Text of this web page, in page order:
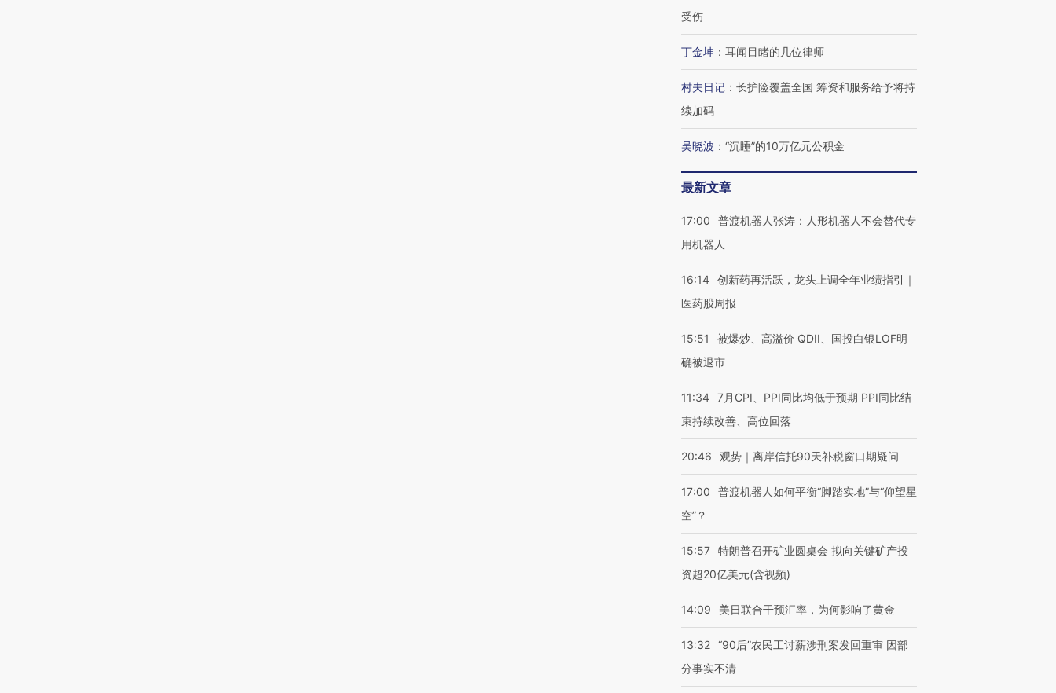
受伤
丁金坤 ： 耳闻目睹的几位律师
村夫日记 ： 长护险覆盖全国 筹资和服务给予将持
续加码
吴晓波 ： “沉睡”的10万亿元公积金
最新文章
17:00
普渡机器人张涛：人形机器人不会替代专
用机器人
16:14 创新药再活跃，龙头上调全年业绩指引｜
医药股周报
15:51
被爆炒、高溢价 QDII、国投白银LOF明
确被退市
11:34 7月CPI、PPI同比均低于预期 PPI同比结
束持续改善、高位回落
20:46 观势｜离岸信托90天补税窗口期疑问
17:00
普渡机器人如何平衡“脚踏实地”与“仰望星
空”？
15:57 特朗普召开矿业圆桌会 拟向关键矿产投
资超20亿美元(含视频)
14:09 美日联合干预汇率，为何影响了黄金
13:32 “90后”农民工讨薪涉刑案发回重审 因部
分事实不清